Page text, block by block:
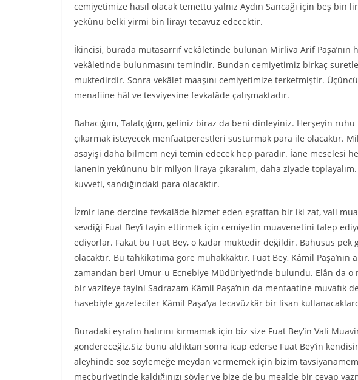
cemiyetimize hasıl olacak temettü yalnız Aydın Sancağı için beş
yekûnu belki yirmi bin lirayı tecavüz edecektir.
İkincisi, burada mutasarrıf vekâletinde bulunan Mirliva Arif Paşa’nın
vekâletinde bulunmasını temindir. Bundan cemiyetimiz birkaç
muktedirdir. Sonra vekâlet maaşını cemiyetimize terketmiştir.
menafiine hâl ve tesviyesine fevkalâde çalışmaktadır.
Bahacığım, Talatçığım, geliniz biraz da beni dinleyiniz. Herşeyin
çıkarmak isteyecek menfaatperestleri susturmak para ile olacaktır.
asayişi daha bilmem neyi temin edecek hep paradır. İane meselesi
ianenin yekûnunu bir milyon liraya çıkaralım, daha ziyade
kuvveti, sandığındaki para olacaktır.
İzmir iane dercine fevkalâde hizmet eden eşraftan bir iki zat, vali
sevdiği Fuat Bey’i tayin ettirmek için cemiyetin muavenetini talep
ediyorlar. Fakat bu Fuat Bey, o kadar muktedir değildir. Bahusus
olacaktır. Bu tahkikatıma göre muhakkaktır. Fuat Bey, Kâmil Paşa’nın
zamandan beri Umur-u Ecnebiye Müdüriyeti’nde bulundu. Elân da
bir vazifeye tayini Sadrazam Kâmil Paşa’nın da menfaatine muvafık
hasebiyle gazeteciler Kâmil Paşa’ya tecavüzkâr bir lisan
Buradaki eşrafın hatırını kırmamak için biz size Fuat Bey’in Vali
göndereceğiz.Siz bunu aldıktan sonra icap ederse Fuat Bey’in
aleyhinde söz söylemeğe meydan vermemek için bizim
mecburiyetinde kaldığınızı söyler ve bize de bu mealde bir cevap